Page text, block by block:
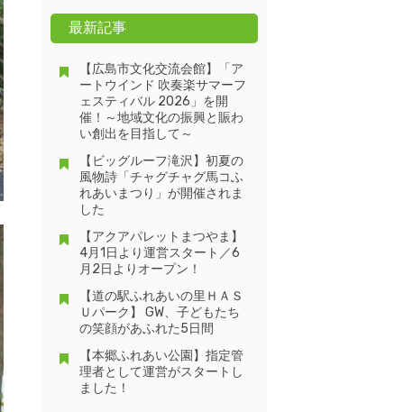
最新記事
【広島市文化交流会館】「ア
ートウインド 吹奏楽サマーフ
ェスティバル 2026」を開
催！～地域文化の振興と賑わ
い創出を目指して～
【ビッグルーフ滝沢】初夏の
風物詩「チャグチャグ馬コふ
れあいまつり」が開催されま
した
【アクアパレットまつやま】
4月1日より運営スタート／6
月2日よりオープン！
【道の駅ふれあいの里ＨＡＳ
Ｕパーク】 GW、子どもたち
の笑顔があふれた5日間
【本郷ふれあい公園】指定管
理者として運営がスタートし
ました！